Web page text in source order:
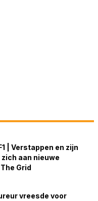
| Verstappen en zijn
aan nieuwe
Grid
vreesde voor